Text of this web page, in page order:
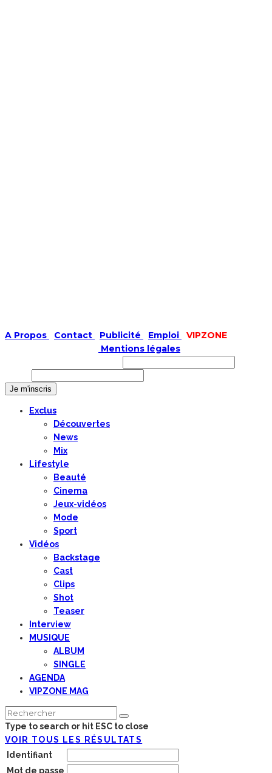
A Propos Contact Publicité Emploi
VIPZONE
Mentions légales
Exclus
Découvertes
News
Mix
Lifestyle
Beauté
Cinema
Jeux-vidéos
Mode
Sport
Vidéos
Backstage
Cast
Clips
Shot
Teaser
Interview
MUSIQUE
ALBUM
SINGLE
AGENDA
VIPZONE MAG
Type to search or hit ESC to close
VOIR TOUS LES RÉSULTATS
Identifiant
Mot de passe